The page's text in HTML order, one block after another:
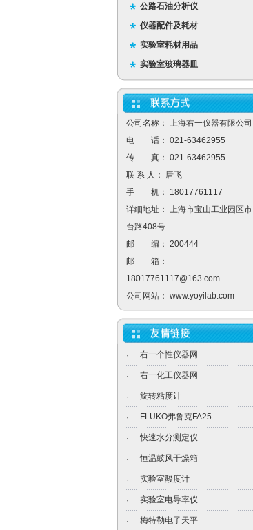
公路石油分析仪
仪器配件及耗材
实验室耗材用品
实验室玻璃器皿
公司名称： 上海右一仪器有限公司
电 话： 021-63462955
传 真： 021-63462955
联 系 人： 唐飞
手 机： 18017761117
详细地址： 上海市宝山工业园区市
台路408号
邮 编： 200444
邮 箱：
18017761117@163.com
公司网站： www.yoyilab.com
· 右一个性仪器网
· 右一化工仪器网
· 旋转粘度计
· FLUKO弗鲁克FA25
· 快速水分测定仪
· 恒温鼓风干燥箱
· 实验室酸度计
· 实验室电导率仪
· 梅特勒电子天平